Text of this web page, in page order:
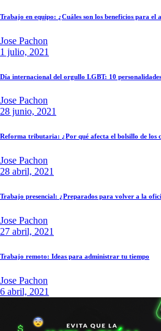
Trabajo en equipo: ¿Cuáles son los beneficios para el
Jose Pachon
1 julio, 2021
Día internacional del orgullo LGBT: 10
Jose Pachon
28 junio, 2021
Reforma tributaria: ¿Por qué afecta el bolsillo de los
Jose Pachon
28 abril, 2021
Trabajo presencial: ¿Preparados para volver a la
Jose Pachon
27 abril, 2021
Trabajo remoto: Ideas para administrar tu tiempo
Jose Pachon
6 abril, 2021